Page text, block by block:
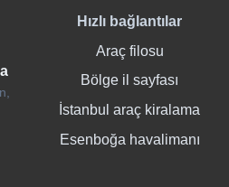
Hızlı bağlantılar
Araç filosu
Bölge il sayfası
İstanbul araç kiralama
Esenboğa havalimanı